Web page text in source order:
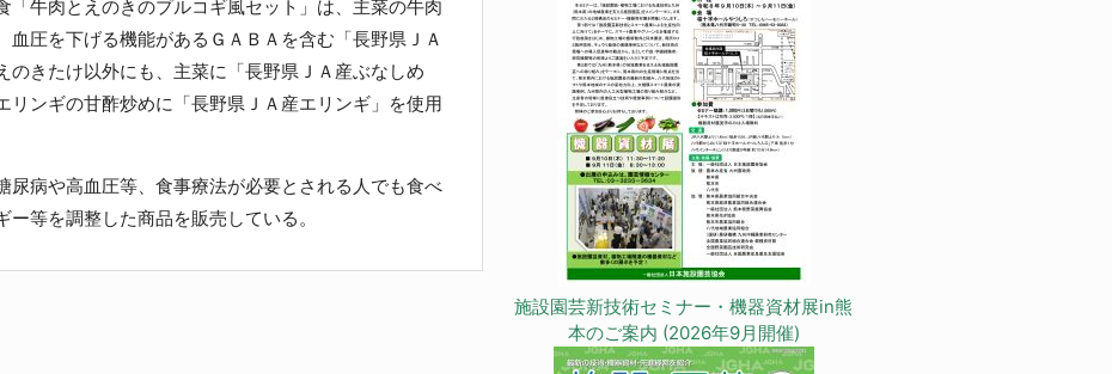
牛肉とえのきのプルコギ風セット」は、主菜の牛肉
血圧を下げる機能があるＧＡＢＡを含む「長野県ＪＡ
のきたけ以外にも、主菜に「長野県ＪＡ産ぶなしめ
リンギの甘酢炒めに「長野県ＪＡ産エリンギ」を使用
病や高血圧等、食事療法が必要とされる人でも食べ
等を調整した商品を販売している。
施設園芸新技術セミナー・機器資材展in熊
本のご案内 (2026年9月開催)